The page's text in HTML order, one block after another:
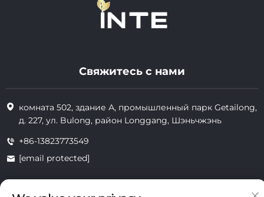
Свяжитесь с нами
комната 502, здание А, промышленный парк Getailong,
д. 227, ул. Bulong, район Longgang, Шэньчжэнь
+86-13823773549
[email protected]